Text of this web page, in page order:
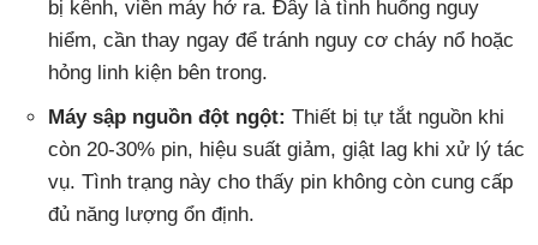
bị kênh, viền máy hở ra. Đây là tình huống nguy
hiểm, cần thay ngay để tránh nguy cơ cháy nổ hoặc
hỏng linh kiện bên trong.
Máy sập nguồn đột ngột: Thiết bị tự tắt nguồn khi
còn 20-30% pin, hiệu suất giảm, giật lag khi xử lý tác
vụ. Tình trạng này cho thấy pin không còn cung cấp
đủ năng lượng ổn định.